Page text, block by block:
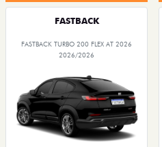
FASTBACK
FASTBACK TURBO 200 FLEX AT 2026
2026/2026